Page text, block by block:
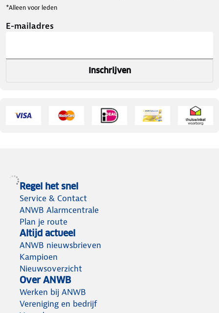
*Alleen voor leden
E-mailadres
Inschrijven
Regel het snel
Service & Contact
ANWB Alarmcentrale
Plan je route
Altijd actueel
ANWB nieuwsbrieven
Kampioen
Nieuwsoverzicht
Over ANWB
Werken bij ANWB
Vereniging en bedrijf